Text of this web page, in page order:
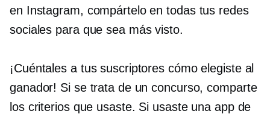
en Instagram, compártelo en todas tus redes
sociales para que sea más visto.
¡Cuéntales a tus suscriptores cómo elegiste al
ganador! Si se trata de un concurso, comparte
los criterios que usaste. Si usaste una app de